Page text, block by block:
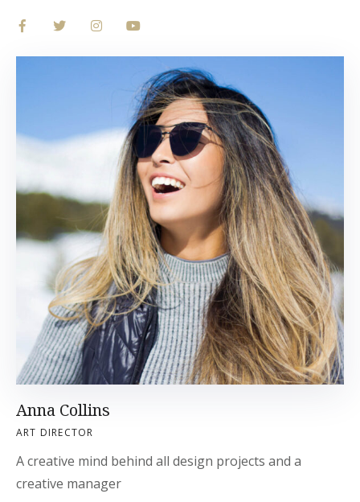
Anna Collins
ART DIRECTOR
A creative mind behind all design projects and a
creative manager